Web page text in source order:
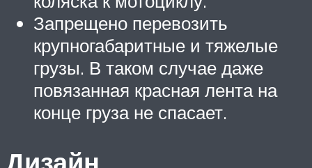
Запрещено перевозить
крупногабаритные и тяжелые
грузы. В таком случае даже
повязанная красная лента на
конце груза не спасает.